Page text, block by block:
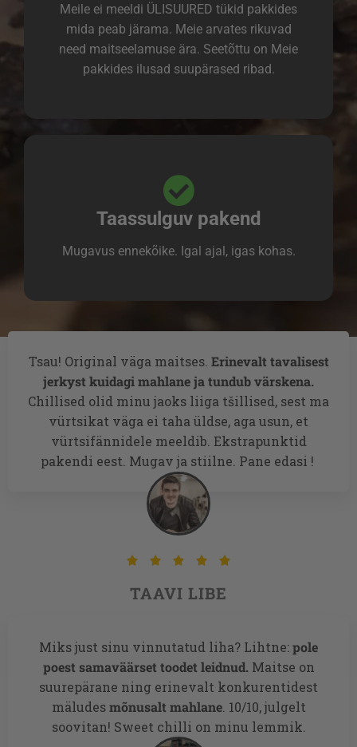
Meile ei meeldi ÜLISUURED tükid pakkides
mida peab järama. Meie arvates rikuvad
need maitseelamuse ära. Seetõttu on Meie
pakkides ilusad suupärased ribad.
Taassulguv pakend
Mugavus ennekõike. Igal ajal, igas kohas.
Tsau! Original väga maitses. Erinevalt tavalisest
jerkyst kuidagi mahlane ja tundub värskena.
Chillised olid minu jaoks liiga tšillised, sest ma
vürtsikat väga ei taha üldse, aga usun, et
vürtsifännidele meeldib. Ekstrapunktid
pakendi eest. Mugav ja stiilne. Pane edasi !
    
TAAVI LIBE
Miks just sinu vinnutatud liha? Lihtne:pole
poest samaväärset toodet leidnud. Maitse on
suurepärane ning erinevalt konkurentidest
mäludesmõnusalt mahlane. 10/10, julgelt
soovitan! Sweet chilli on minu lemmik.